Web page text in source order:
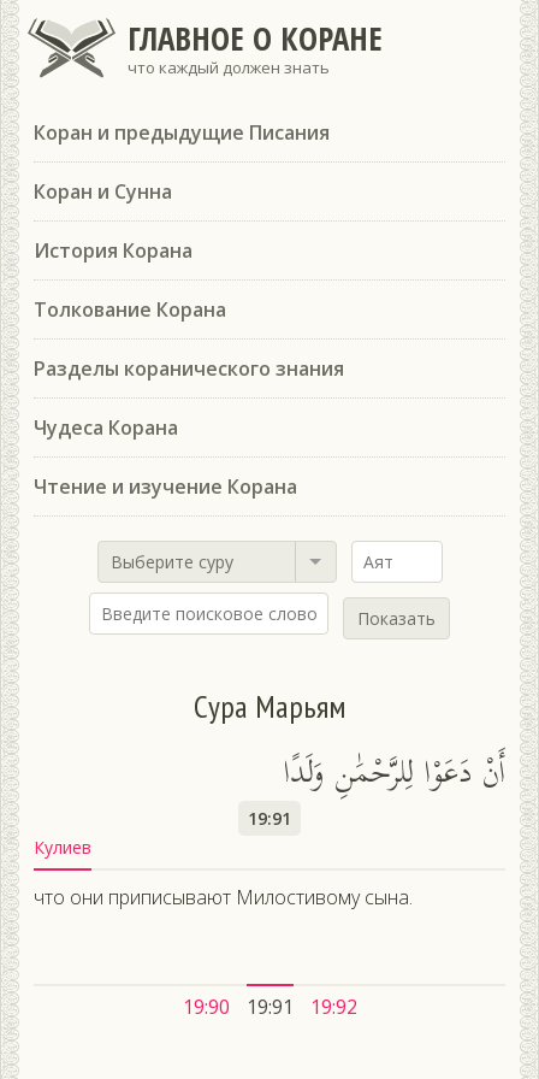
ГЛАВНОЕ О КОРАНЕ
что каждый должен знать
Коран и предыдущие Писания
Коран и Сунна
История Корана
Толкование Корана
Разделы коранического знания
Чудеса Корана
Чтение и изучение Корана
Выберите суру
Показать
Сура Марьям
أَنْ دَعَوْا لِلرَّحْمَٰنِ وَلَدًا
19:91
Кулиев
что они приписывают Милостивому сына.
19:90 19:91 19:92